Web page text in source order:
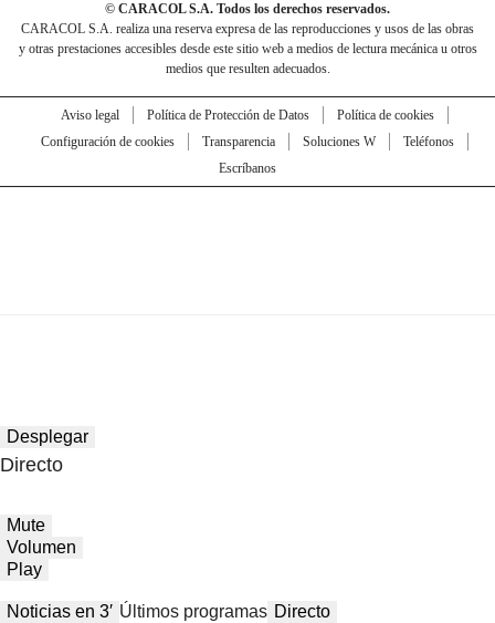
© CARACOL S.A. Todos los derechos reservados.
CARACOL S.A. realiza una reserva expresa de las reproducciones y usos de las obras
y otras prestaciones accesibles desde este sitio web a medios de lectura mecánica u otros
medios que resulten adecuados.
Aviso legal Política de Protección de Datos
Política de cookies
Configuración de cookies
Transparencia Soluciones W
Teléfonos
Escríbanos
Desplegar
Directo
Mute
Volumen
Play
Noticias en 3′ Últimos programas Directo